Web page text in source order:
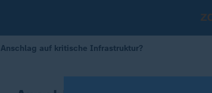
Anschlag auf kritische Infrastruktur?